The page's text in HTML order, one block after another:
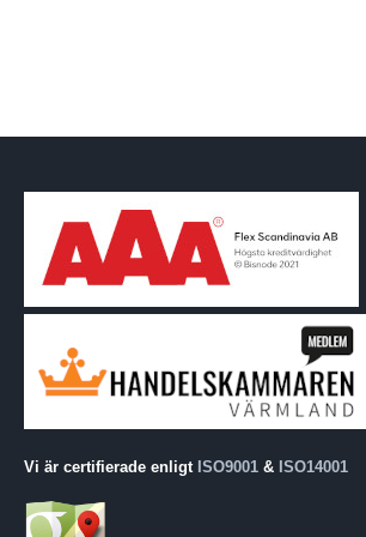
Vi är certifierade enligt ISO9001 & ISO14001